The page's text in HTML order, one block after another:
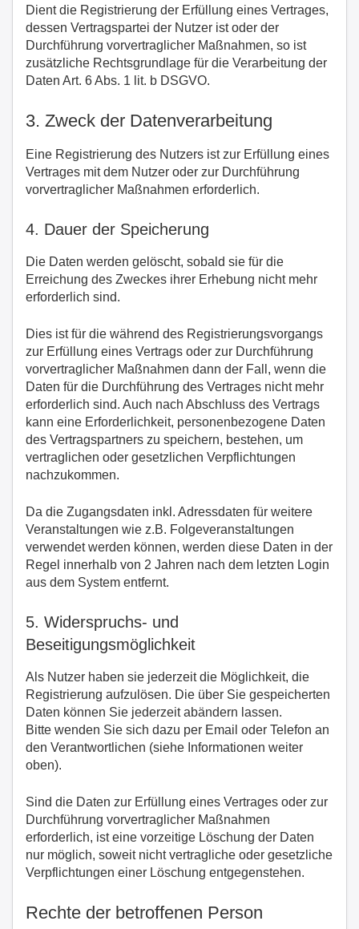
Dient die Registrierung der Erfüllung eines Vertrages,
dessen Vertragspartei der Nutzer ist oder der
Durchführung vorvertraglicher Maßnahmen, so ist
zusätzliche Rechtsgrundlage für die Verarbeitung der
Daten Art. 6 Abs. 1 lit. b DSGVO.
3. Zweck der Datenverarbeitung
Eine Registrierung des Nutzers ist zur Erfüllung eines
Vertrages mit dem Nutzer oder zur Durchführung
vorvertraglicher Maßnahmen erforderlich.
4. Dauer der Speicherung
Die Daten werden gelöscht, sobald sie für die
Erreichung des Zweckes ihrer Erhebung nicht mehr
erforderlich sind.
Dies ist für die während des Registrierungsvorgangs
zur Erfüllung eines Vertrags oder zur Durchführung
vorvertraglicher Maßnahmen dann der Fall, wenn die
Daten für die Durchführung des Vertrages nicht mehr
erforderlich sind. Auch nach Abschluss des Vertrags
kann eine Erforderlichkeit, personenbezogene Daten
des Vertragspartners zu speichern, bestehen, um
vertraglichen oder gesetzlichen Verpflichtungen
nachzukommen.
Da die Zugangsdaten inkl. Adressdaten für weitere
Veranstaltungen wie z.B. Folgeveranstaltungen
verwendet werden können, werden diese Daten in der
Regel innerhalb von 2 Jahren nach dem letzten Login
aus dem System entfernt.
5. Widerspruchs- und
Beseitigungsmöglichkeit
Als Nutzer haben sie jederzeit die Möglichkeit, die
Registrierung aufzulösen. Die über Sie gespeicherten
Daten können Sie jederzeit abändern lassen.
Bitte wenden Sie sich dazu per Email oder Telefon an
den Verantwortlichen (siehe Informationen weiter
oben).
Sind die Daten zur Erfüllung eines Vertrages oder zur
Durchführung vorvertraglicher Maßnahmen
erforderlich, ist eine vorzeitige Löschung der Daten
nur möglich, soweit nicht vertragliche oder gesetzliche
Verpflichtungen einer Löschung entgegenstehen.
Rechte der betroffenen Person